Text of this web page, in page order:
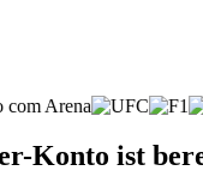
Konto ist